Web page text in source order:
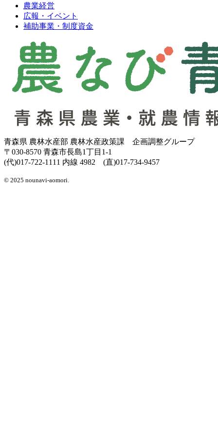
農業経営
広報・イベント
補助事業・制度資金
青森県 農林水産部 農林水産政策課 企画調整グループ
〒030-8570 青森市長島1丁目1-1
(代)017-722-1111 内線 4982 (直)017-734-9457
© 2025 nounavi-aomori.